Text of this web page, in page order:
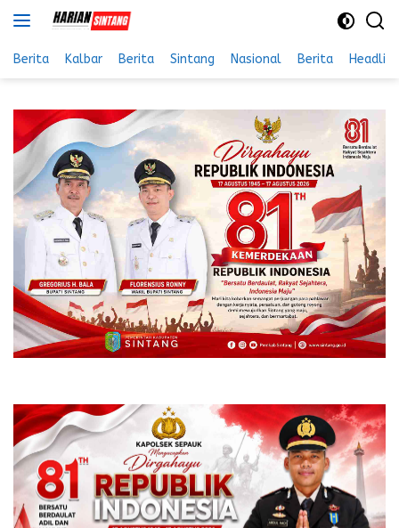
Langsung
ke
konten
Berita Kalbar Berita Sintang Nasional Berita Headline